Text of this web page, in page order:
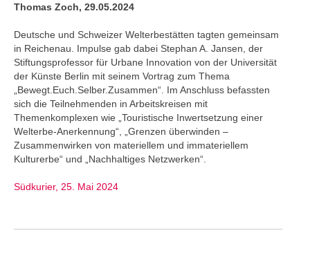
Thomas Zoch, 29.05.2024
Deutsche und Schweizer Welterbestätten tagten gemeinsam
in Reichenau. Impulse gab dabei Stephan A. Jansen, der
Stiftungsprofessor für Urbane Innovation von der Universität
der Künste Berlin mit seinem Vortrag zum Thema
„Bewegt.Euch.Selber.Zusammen“. Im Anschluss befassten
sich die Teilnehmenden in Arbeitskreisen mit
Themenkomplexen wie „Touristische Inwertsetzung einer
Welterbe-Anerkennung“, „Grenzen überwinden –
Zusammenwirken von materiellem und immateriellem
Kulturerbe“ und „Nachhaltiges Netzwerken“.
Südkurier, 25. Mai 2024